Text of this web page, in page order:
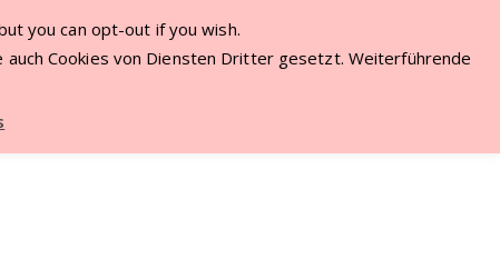
you can opt-out if you wish.
Cookies von Diensten Dritter gesetzt. Weiterführende